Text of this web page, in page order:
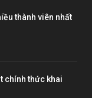
thành viên nhất
chính thức khai